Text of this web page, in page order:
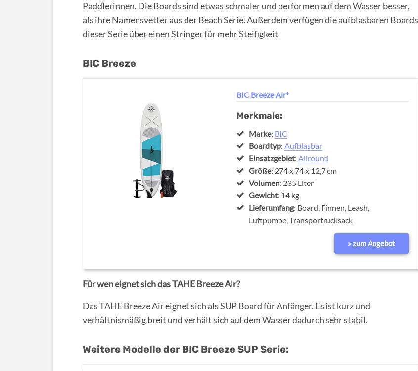
Paddlerinnen. Die Boards sind etwas schmaler und performen auf dem Wasser besser,
als ihre Namensvetter aus der Beach Serie. Außerdem verfügen die aufblasbaren Boards
dieser Serie über einen Stringer für mehr Steifigkeit.
BIC Breeze
BIC Breeze Air*
Merkmale:
Marke: BIC
Boardtyp: Aufblasbar
Einsatzgebiet: Allround
Größe: 274 x 74 x 12,7 cm
Volumen: 235 Liter
Gewicht: 14 kg
Lieferumfang: Board, Finnen, Leash,
Luftpumpe, Transportrucksack
» zum Angebot
Für wen eignet sich das TAHE Breeze Air?
Das TAHE Breeze Air eignet sich als SUP Board für Anfänger. Es ist kurz und
verhältnismäßig breit und verhält sich auf dem Wasser dadurch sehr stabil.
Weitere Modelle der BIC Breeze SUP Serie: